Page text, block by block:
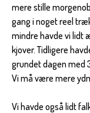
mere stille
gang i noget reel
mindre havde vi lidt
kjover. Tidligere
grundet dagen med
Vi må være mere
Vi havde også lidt